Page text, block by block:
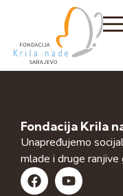
Fondacija Krila
Unapređujemo
mlade i druge ranjive